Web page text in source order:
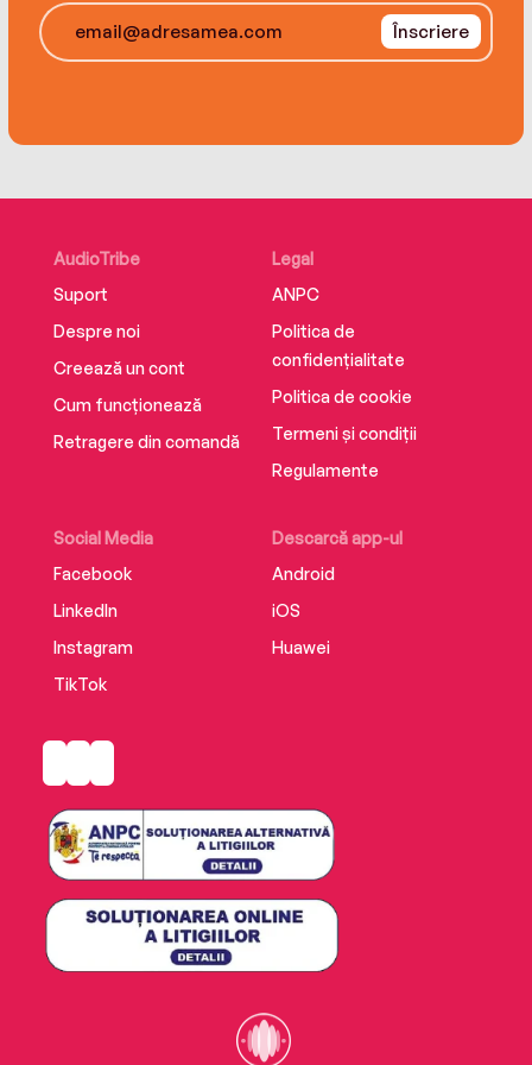
Înscriere
AudioTribe
Suport
Despre noi
Creează un cont
Cum funcționează
Retragere din comandă
Social Media
Facebook
LinkedIn
Instagram
TikTok
Descarcă app-ul
Android
iOS
Huawei
Legal
ANPC
Politica de
confidențialitate
Politica de cookie
Termeni și condiții
Regulamente